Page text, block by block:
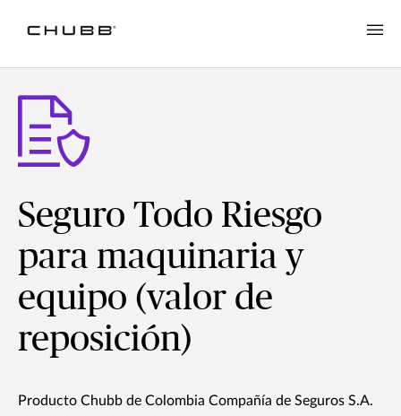
Seguro Todo Riesgo
para maquinaria y
equipo (valor de
reposición)
Producto Chubb de Colombia Compañía de Seguros S.A.